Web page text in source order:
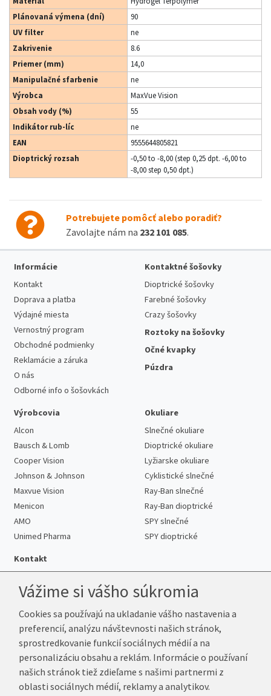
Plánovaná výmena (dní)
90
UV filter
ne
Zakrivenie
8.6
Priemer (mm)
14,0
Manipulačné sfarbenie
ne
Výrobca
MaxVue Vision
Obsah vody (%)
55
Indikátor rub-líc
ne
EAN
9555644805821
Dioptrický rozsah
-0,50 to -8,00 (step 0,25 dpt. -6,00 to
-8,00 step 0,50 dpt.)
Potrebujete pomôcť alebo poradiť?
Zavolajte nám na 232 101 085.
Informácie
Kontakt
Doprava a platba
Výdajné miesta
Vernostný program
Obchodné podmienky
Reklamácie a záruka
O nás
Odborné info o šošovkách
Kontaktné šošovky
Dioptrické šošovky
Farebné šošovky
Crazy šošovky
Roztoky na šošovky
Očné kvapky
Púzdra
Výrobcovia
Alcon
Bausch & Lomb
Cooper Vision
Johnson & Johnson
Maxvue Vision
Menicon
AMO
Unimed Pharma
Okuliare
Slnečné okuliare
Dioptrické okuliare
Lyžiarske okuliare
Cyklistické slnečné
Ray-Ban slnečné
Ray-Ban dioptrické
SPY slnečné
SPY dioptrické
Kontakt
Telefón:+421 222 205 863
E-mail:info@k-sosovky.sk
Reklamačná adresa
Andrea Votavová
Revoluční 1017
Vážime si vášho súkromia
Cookies sa používajú na ukladanie vášho nastavenia a
preferencií, analýzu návštevnosti našich stránok,
sprostredkovanie funkcií sociálnych médií a na
personalizáciu obsahu a reklám. Informácie o používaní
našich stránok tiež zdieľame s našimi partnermi z
oblasti sociálnych médií, reklamy a analytikov.